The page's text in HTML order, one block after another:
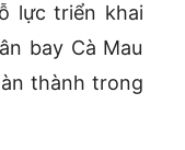
lực triển khai
bay Cà Mau
thành trong